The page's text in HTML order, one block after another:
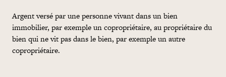
Argent versé par une personne vivant dans un bien
immobilier, par exemple un copropriétaire, au propriétaire du
bien qui ne vit pas dans le bien, par exemple un autre
copropriétaire.